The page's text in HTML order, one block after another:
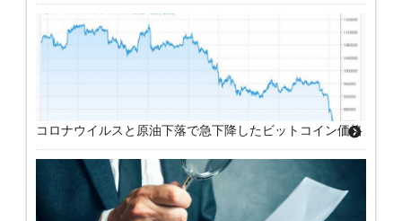
コロナウイルスと原油下落で急下降したビットコイン価格